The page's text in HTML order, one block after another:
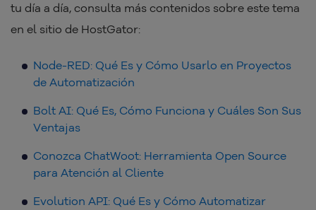
tu día a día, consulta más contenidos sobre este tema
en el sitio de HostGator:
Node-RED: Qué Es y Cómo Usarlo en Proyectos
de Automatización
Bolt AI: Qué Es, Cómo Funciona y Cuáles Son Sus
Ventajas
Conozca ChatWoot: Herramienta Open Source
para Atención al Cliente
Evolution API: Qué Es y Cómo Automatizar